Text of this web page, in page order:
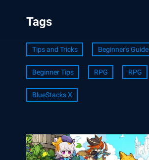
Tags
Tips and Tricks Beginner's Guide
Beginner Tips RPG RPG
BlueStacks X